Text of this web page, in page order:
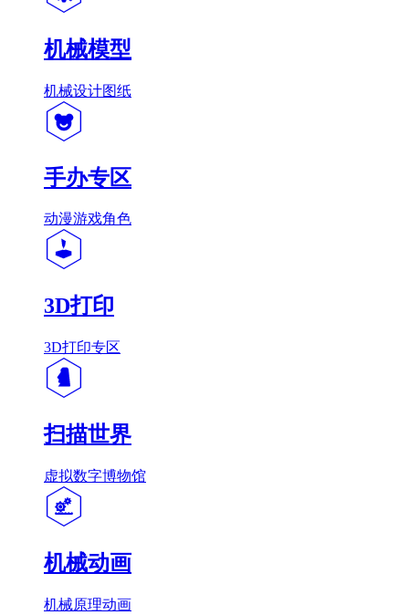
机械模型
机械设计图纸
手办专区
动漫游戏角色
3D打印
3D打印专区
扫描世界
虚拟数字博物馆
机械动画
机械原理动画